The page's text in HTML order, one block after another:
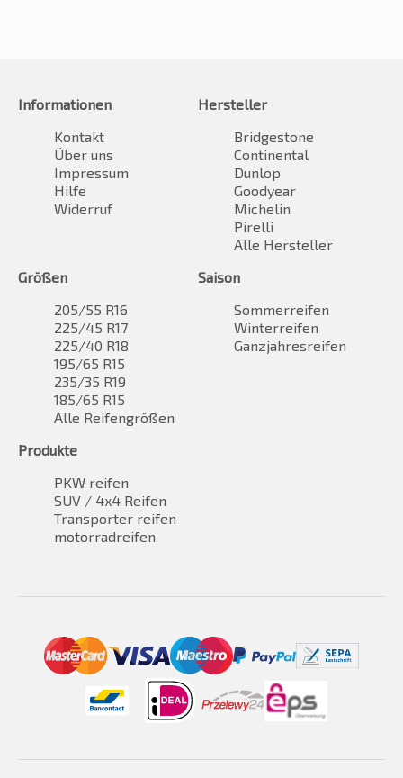
Informationen
Kontakt
Über uns
Impressum
Hilfe
Widerruf
Hersteller
Bridgestone
Continental
Dunlop
Goodyear
Michelin
Pirelli
Alle Hersteller
Größen
205/55 R16
225/45 R17
225/40 R18
195/65 R15
235/35 R19
185/65 R15
Alle Reifengrößen
Saison
Sommerreifen
Winterreifen
Ganzjahresreifen
Produkte
PKW reifen
SUV / 4x4 Reifen
Transporter reifen
motorradreifen